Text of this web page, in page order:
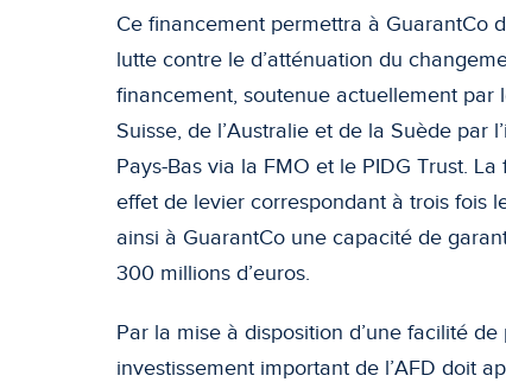
Ce financement permettra à GuarantCo
lutte contre le d’atténuation du
financement, soutenue actuellement par
Suisse, de l’Australie et de la Suède par
Pays-Bas via la FMO et le PIDG Trust.
effet de levier correspondant à trois fois
ainsi à GuarantCo une capacité de
300 millions d’euros.
Par la mise à disposition d’une facilité
investissement important de l’AFD doit